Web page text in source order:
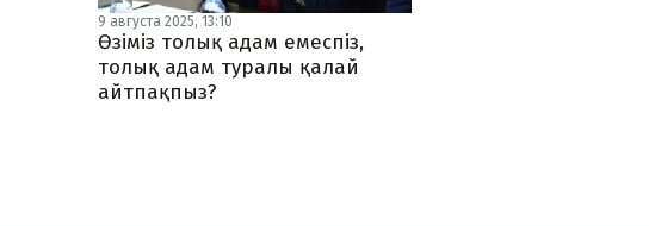
9 августа 2025, 13:10
Өзіміз толық адам емеспіз,
толық адам туралы қалай
айтпақпыз?